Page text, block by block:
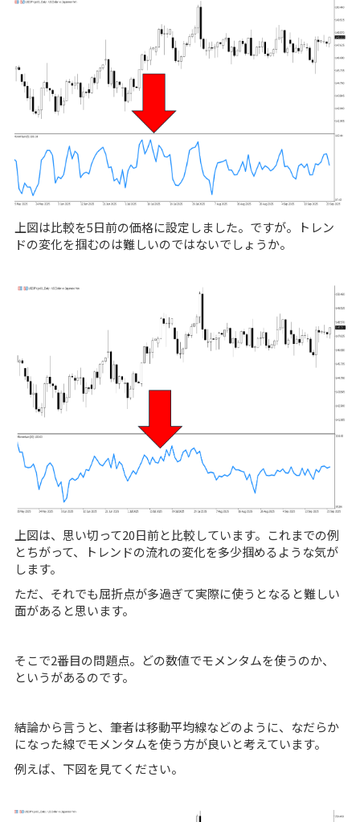
上図は比較を5日前の価格に設定しました。ですが。トレン
ドの変化を掴むのは難しいのではないでしょうか。
上図は、思い切って20日前と比較しています。これまでの例
とちがって、トレンドの流れの変化を多少掴めるような気が
します。
ただ、それでも屈折点が多過ぎて実際に使うとなると難しい
面があると思います。
そこで2番目の問題点。どの数値でモメンタムを使うのか、
というがあるのです。
結論から言うと、筆者は移動平均線などのように、なだらか
になった線でモメンタムを使う方が良いと考えています。
例えば、下図を見てください。